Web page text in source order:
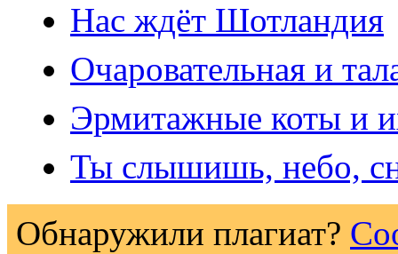
Нас ждёт Шотландия
Очаровательная и
Эрмитажные коты и
Ты слышишь, небо,
Обнаружили плагиат?